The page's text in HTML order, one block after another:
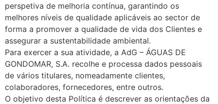
perspetiva de melhoria contínua, garantindo os
melhores níveis de qualidade aplicáveis ao sector de
forma a promover a qualidade de vida dos Clientes e
assegurar a sustentabilidade ambiental.
Para exercer a sua atividade, a AdG – ÁGUAS DE
GONDOMAR, S.A. recolhe e processa dados pessoais
de vários titulares, nomeadamente clientes,
colaboradores, fornecedores, entre outros.
O objetivo desta Política é descrever as orientações da